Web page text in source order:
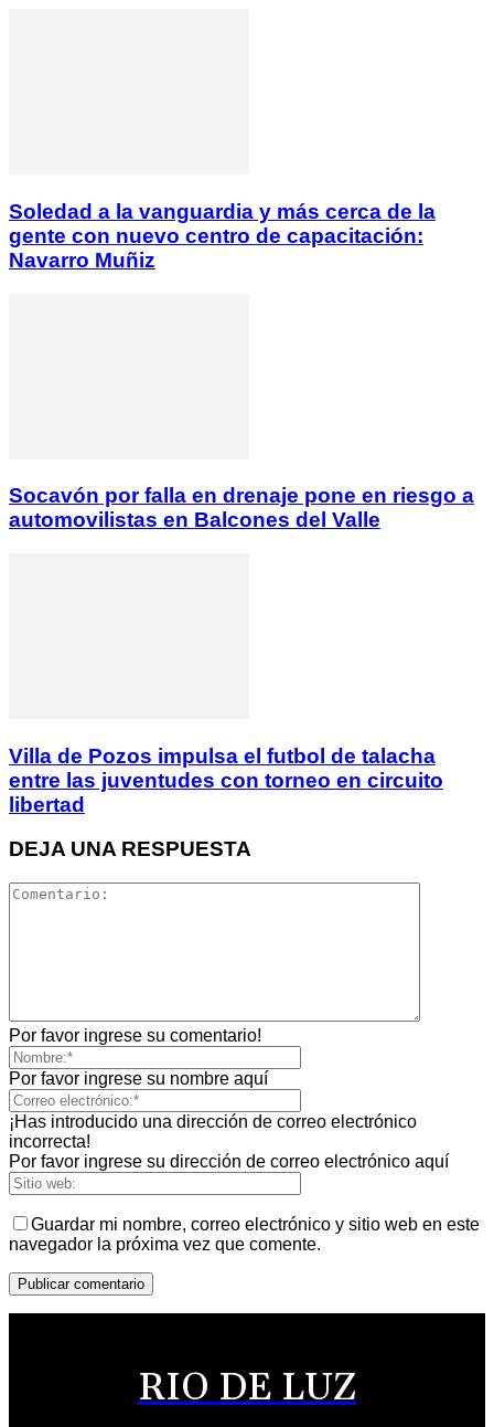
Soledad a la vanguardia y más cerca de la
gente con nuevo centro de capacitación:
Navarro Muñiz
Socavón por falla en drenaje pone en riesgo a
automovilistas en Balcones del Valle
Villa de Pozos impulsa el futbol de talacha
entre las juventudes con torneo en circuito
libertad
DEJA UNA RESPUESTA
Por favor ingrese su comentario!
Por favor ingrese su nombre aquí
¡Has introducido una dirección de correo electrónico
incorrecta!
Por favor ingrese su dirección de correo electrónico aquí
Guardar mi nombre, correo electrónico y sitio web en este
navegador la próxima vez que comente.
RIO DE LUZ